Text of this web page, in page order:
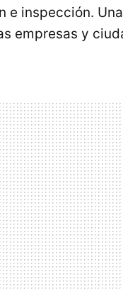
e inspección.
empresas y